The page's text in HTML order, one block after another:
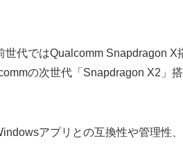
代ではQualcomm Snapdragon X
の次世代「Snapdragon X2」
アプリとの互換性や管理性